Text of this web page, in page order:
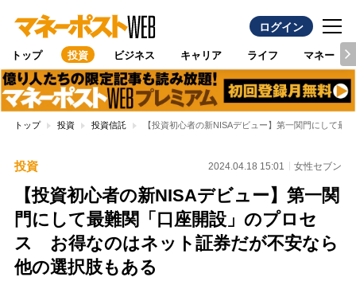
ログイン
トップ 投資 ビジネス キャリア ライフ マネー
トップ 投資 投資信託 【投資初心者の新NISAデビュー】第一関門にして
投資 2024.04.18 15:01 女性セブン
【投資初心者の新NISAデビュー】第一関
門にして最難関「口座開設」のプロセ
ス お得なのはネット証券だが不安なら
他の選択肢もある